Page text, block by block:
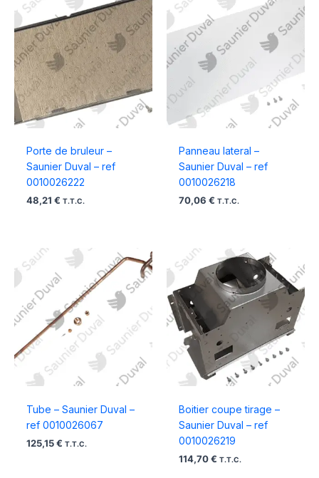
Porte de bruleur –
Saunier Duval – ref
0010026222
48,21 € T.T.C.
Panneau lateral –
Saunier Duval – ref
0010026218
70,06 € T.T.C.
Tube – Saunier Duval –
ref 0010026067
125,15 € T.T.C.
Boitier coupe tirage –
Saunier Duval – ref
0010026219
114,70 € T.T.C.